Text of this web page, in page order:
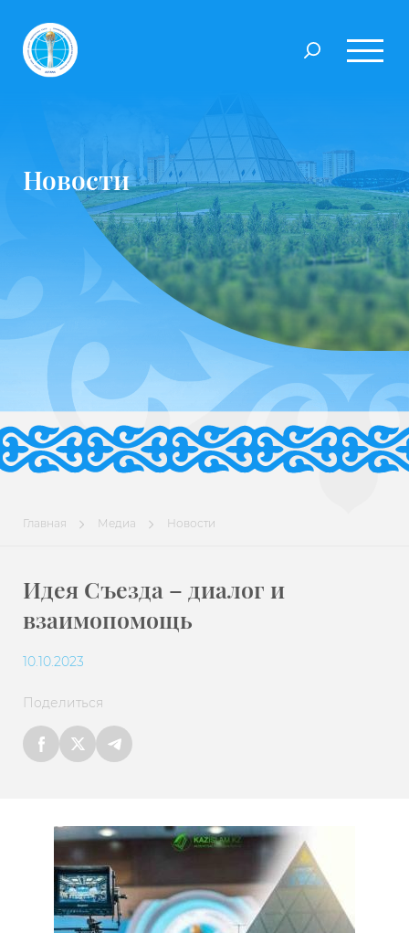
Новости
Главная Медиа Новости
Идея Съезда – диалог и
взаимопомощь
10.10.2023
Поделиться